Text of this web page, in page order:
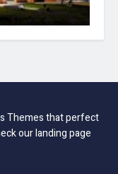
Themes that perfect
our landing page